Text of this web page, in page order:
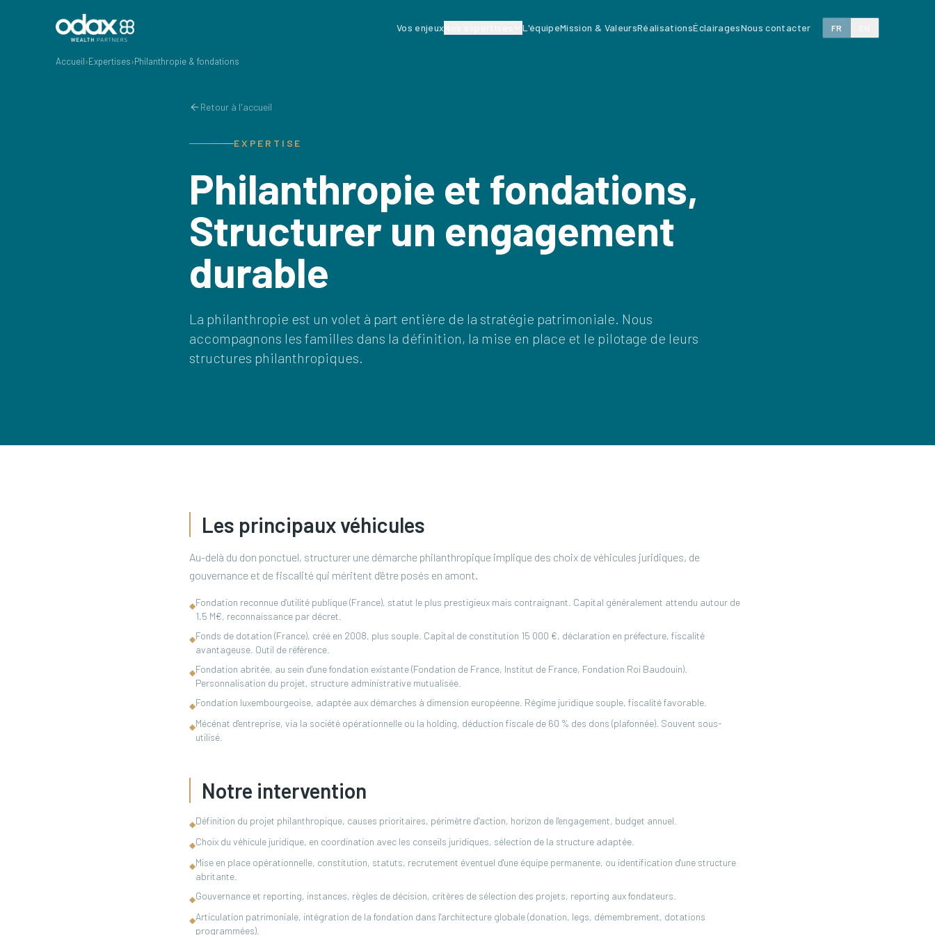
Vos enjeux L'équipeMission & ValeursRéalisationsÉclairagesNous contacter FR
Accueil›Expertises›Philanthropie & fondations
Retour à l'accueil
EXPERTISE
Philanthropie et fondations,
Structurer un engagement
durable
La philanthropie est un volet à part entière de la stratégie patrimoniale. Nous
accompagnons les familles dans la définition, la mise en place et le pilotage de leurs
structures philanthropiques.
Les principaux véhicules
Au-delà du don ponctuel, structurer une démarche philanthropique implique des choix de véhicules juridiques, de
gouvernance et de fiscalité qui méritent d'être posés en amont.
◆Fondation reconnue d'utilité publique (France), statut le plus prestigieux mais contraignant. Capital généralement attendu autour de
1,5 M€, reconnaissance par décret.
◆Fonds de dotation (France), créé en 2008, plus souple. Capital de constitution 15 000 €, déclaration en préfecture, fiscalité
avantageuse. Outil de référence.
◆Fondation abritée, au sein d'une fondation existante (Fondation de France, Institut de France, Fondation Roi Baudouin).
Personnalisation du projet, structure administrative mutualisée.
◆Fondation luxembourgeoise, adaptée aux démarches à dimension européenne. Régime juridique souple, fiscalité favorable.
◆Mécénat d'entreprise, via la société opérationnelle ou la holding, déduction fiscale de 60 % des dons (plafonnée). Souvent sous-
utilisé.
Notre intervention
◆Définition du projet philanthropique, causes prioritaires, périmètre d'action, horizon de l'engagement, budget annuel.
◆Choix du véhicule juridique, en coordination avec les conseils juridiques, sélection de la structure adaptée.
◆Mise en place opérationnelle, constitution, statuts, recrutement éventuel d'une équipe permanente, ou identification d'une structure
abritante.
◆Gouvernance et reporting, instances, règles de décision, critères de sélection des projets, reporting aux fondateurs.
◆Articulation patrimoniale, intégration de la fondation dans l'architecture globale (donation, legs, démembrement, dotations
programmées).